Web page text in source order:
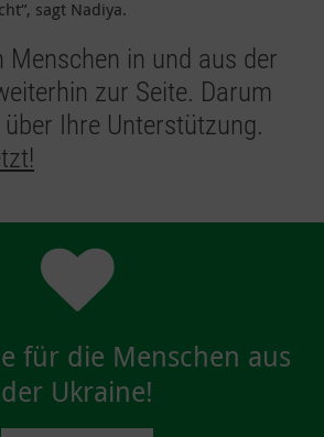
sagt Nadiya.
Menschen in und aus der
zur Seite. Darum
Ihre Unterstützung.
für die Menschen aus
der Ukraine!